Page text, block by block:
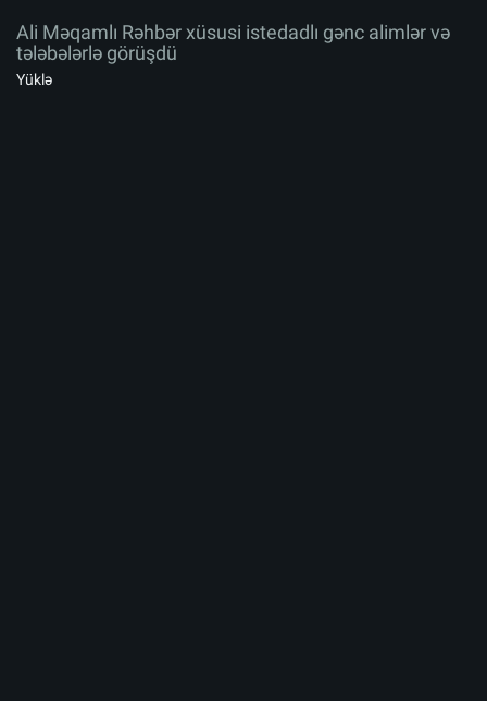
Ali Məqamlı Rəhbər xüsusi istedadlı gənc alimlər və
tələbələrlə görüşdü
Yüklə